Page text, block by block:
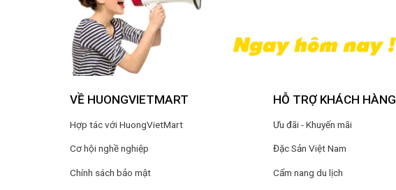
VỀ HUONGVIETMART
Hợp tác với HuongVietMart
Cơ hội nghề nghiệp
Chính sách bảo mật
HỖ TRỢ KHÁCH HÀNG
Ưu đãi - Khuyến mãi
Đặc Sản Việt Nam
Cẩm nang du lịch